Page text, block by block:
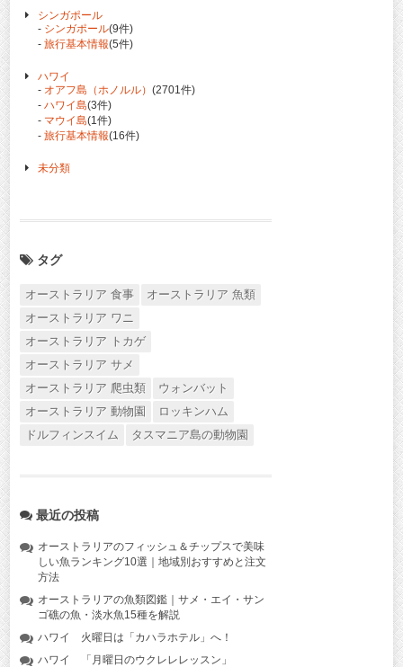
シンガポール
- シンガポール(9件)
- 旅行基本情報(5件)
ハワイ
- オアフ島（ホノルル） (2701件)
- ハワイ島(3件)
- マウイ島(1件)
- 旅行基本情報(16件)
未分類
タグ
オーストラリア 食事
オーストラリア 魚類
オーストラリア ワニ
オーストラリア トカゲ
オーストラリア サメ
オーストラリア 爬虫類
ウォンバット
オーストラリア 動物園
ロッキンハム
ドルフィンスイム
タスマニア島の動物園
最近の投稿
オーストラリアのフィッシュ＆チップスで美味
しい魚ランキング10選｜地域別おすすめと注文
方法
オーストラリアの魚類図鑑｜サメ・エイ・サン
ゴ礁の魚・淡水魚15種を解説
ハワイ 火曜日は「カハラホテル」へ！
ハワイ 「月曜日のウクレレレッスン」